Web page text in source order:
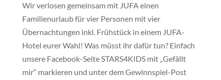
Wir verlosen gemeinsam mit JUFA einen
Familienurlaub für vier Personen mit vier
Übernachtungen inkl. Frühstück in einem JUFA-
Hotel eurer Wahl! Was müsst ihr dafür tun? Einfach
unsere Facebook-Seite STARS4KIDS mit „Gefällt
mir“ markieren und unter dem Gewinnspiel-Post